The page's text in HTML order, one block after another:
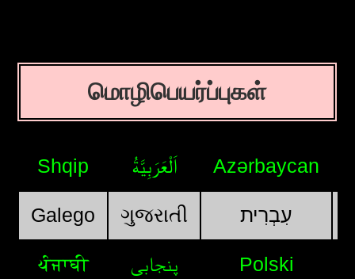
மொழிபெயர்ப்புகள்
Shqip اَلْعَرَبِيَّةُ Azərbaycan
Galego ગુજરાતી עִבְרִית
ਪੰਜਾਬੀ پنجابی Polski